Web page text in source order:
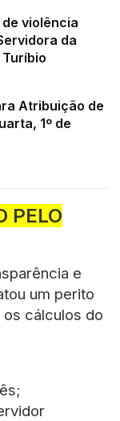
violência
da
Turíbio
Atribuição de
1º de
PELO
e
um perito
cálculos do